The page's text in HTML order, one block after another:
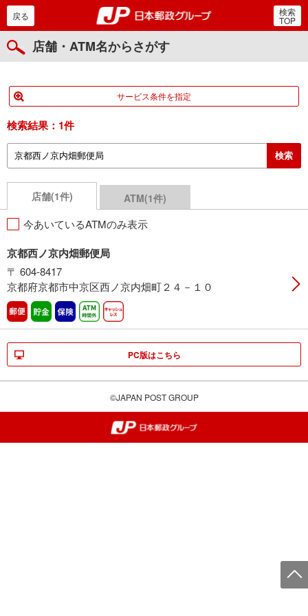
郵便局・日本郵政グルー
戻る 検索
TOP
店舗・ATM名からさがす
サービス条件を指定
検索結果： 1件
店舗(1件) ATM(1件)
今あいているATMのみ表示
京都西ノ京内畑郵便局
〒 604-8417
京都府京都市中京区西ノ京内畑町２４－１０
郵便 貯金 保険 ATM時間外
PC版はこちら
©JAPAN POST GROUP